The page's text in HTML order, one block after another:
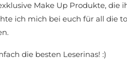
Make Up Produkte, die
ich mich bei euch für all die
die besten Leserinas! :)